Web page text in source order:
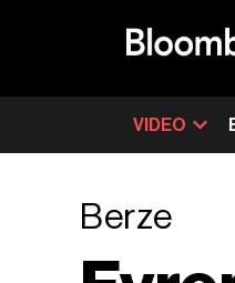
VIDEO
Berze